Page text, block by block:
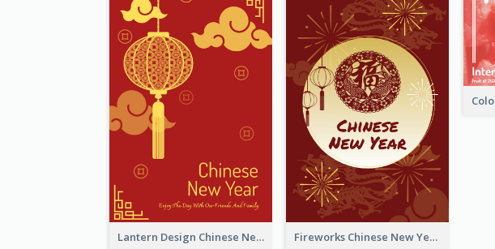
Lantern Design Chinese New Year Greeting Card Fireworks Chinese New Year Greeting Card